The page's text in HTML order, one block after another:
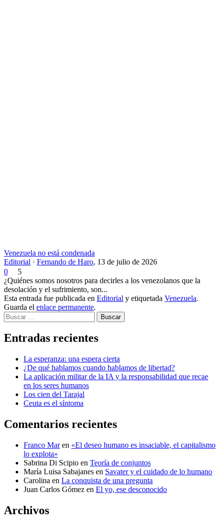
Venezuela no está condenada
Editorial · Fernando de Haro, 13 de julio de 2026
0
5
¿Quiénes somos nosotros para decirles a los venezolanos que la
desolación y el sufrimiento, son...
Esta entrada fue publicada en Editorial y etiquetada Venezuela.
Guarda el enlace permanente.
Buscar
Entradas recientes
La esperanza: una espera cierta
¿De qué hablamos cuando hablamos de libertad?
La aplicación militar de la IA y la responsabilidad que recae
en los seres humanos
Los cien del Tarajal
Ceuta es el síntoma
Comentarios recientes
Franco Maren «El deseo humano es insaciable, el capitalismo
lo explota»
Sabrina Di Scipio en Teoría de conjuntos
María Luisa Sabajanes en Savater y el cuidado de lo humano
Carolina en La conquista de una pregunta
Juan Carlos Gómez en El yo, ese desconocido
Archivos